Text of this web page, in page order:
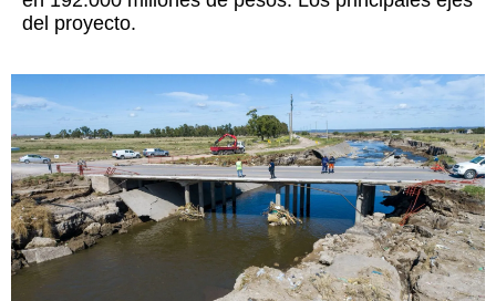
del proyecto.